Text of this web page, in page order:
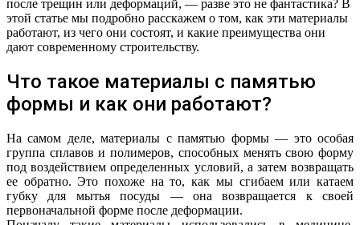
после трещин или деформаций, — разве это не фантастика? В
этой статье мы подробно расскажем о том, как эти материалы
работают, из чего они состоят, и какие преимущества они
дают современному строительству.
Что такое материалы с памятью
формы и как они работают?
На самом деле, материалы с памятью формы — это особая
группа сплавов и полимеров, способных менять свою форму
под воздействием определенных условий, а затем возвращать
ее обратно. Это похоже на то, как мы сгибаем или катаем
губку для мытья посуды — она возвращается к своей
первоначальной форме после деформации.